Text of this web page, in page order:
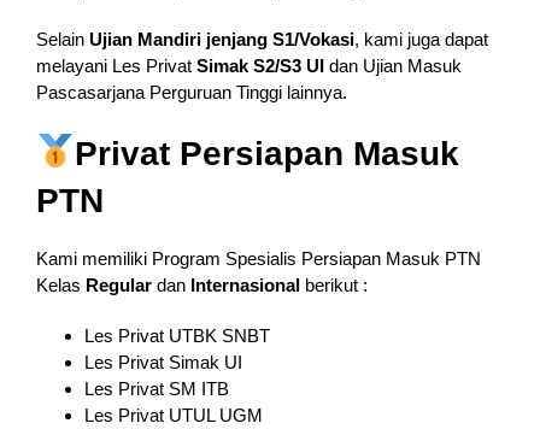
Selain Ujian Mandiri jenjang S1/Vokasi, kami juga dapat
melayani Les Privat Simak S2/S3 UIdan Ujian Masuk
Pascasarjana Perguruan Tinggi lainnya.
Privat Persiapan Masuk
PTN
Kami memiliki Program Spesialis Persiapan Masuk PTN
Kelas Regular dan Internasionalberikut :
Les Privat UTBK SNBT
Les Privat Simak UI
Les Privat SM ITB
Les Privat UTUL UGM